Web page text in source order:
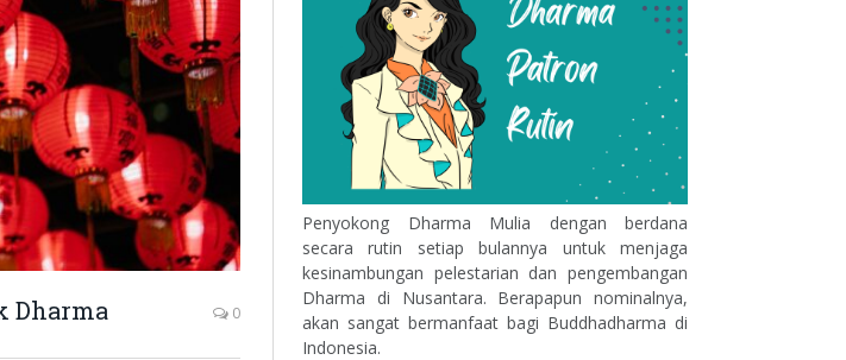
Dharma 0
Penyokong Dharma Mulia dengan berdana
secara rutin setiap bulannya untuk menjaga
kesinambungan pelestarian dan pengembangan
Dharma di Nusantara. Berapapun nominalnya,
akan sangat bermanfaat bagi Buddhadharma di
Indonesia.